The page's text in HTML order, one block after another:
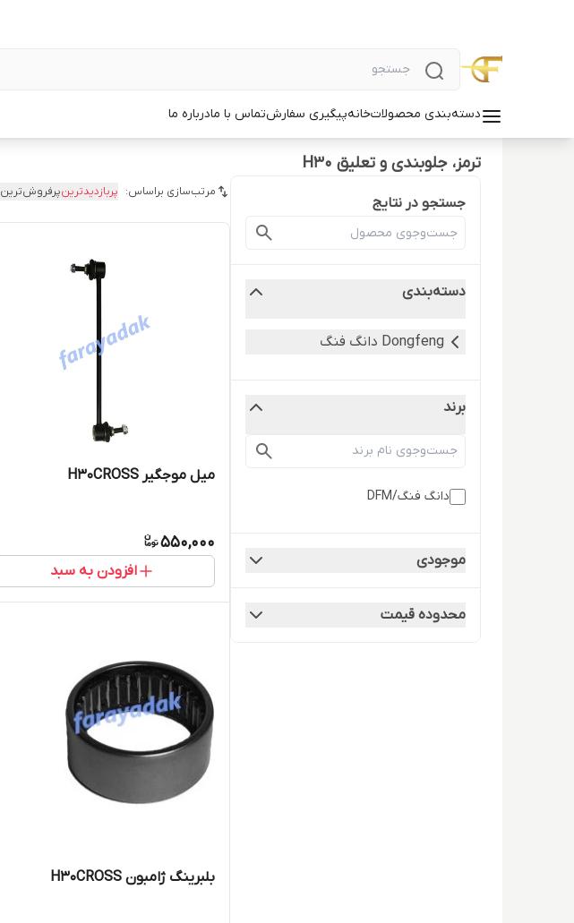
دسته‌بندی محصولاتخانهپیگیری سفارشتماس با مادرباره ما
ترمز، جلوبندی و تعلیق H30
جستجو در نتایج
دسته‌بندی
Dongfeng دانگ فنگ
برند
دانگ فنگ/DFM
موجودی
محدوده قیمت
مرتب‌سازی براساس: پربازدیدترینپرفروش‌ترین
میل موجگیر H30CROSS
550,000
افزودن به سبد
بلبرینگ ژامبون H30CROSS